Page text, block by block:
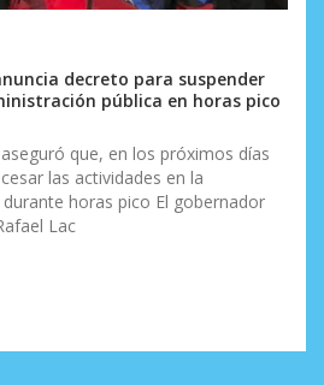
decreto para suspender
pública en horas pico
que, en los próximos días
las actividades en la
horas pico El gobernador
Lac